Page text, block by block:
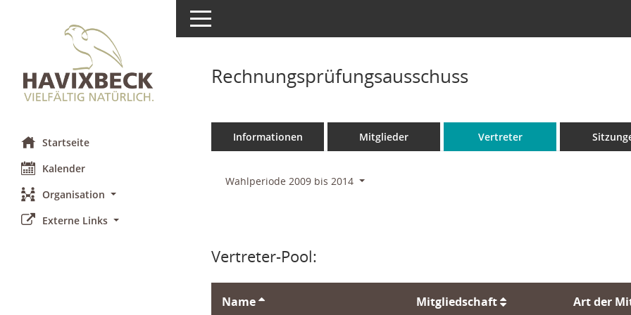
Startseite
Kalender
Organisation
Externe Links
Toggle navigation
Rechnungsprüfungsausschuss
Informationen Mitglieder Vertreter
Wahlperiode 2009 bis 2014
Vertreter-Pool:
Name Mitgliedschaft Art der